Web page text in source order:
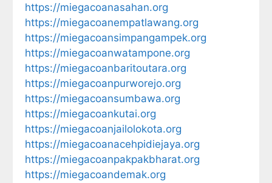
https://miegacoanasahan.org
https://miegacoanempatlawang.org
https://miegacoansimpangampek.org
https://miegacoanwatampone.org
https://miegacoanbaritoutara.org
https://miegacoanpurworejo.org
https://miegacoansumbawa.org
https://miegacoankutai.org
https://miegacoanjailolokota.org
https://miegacoanacehpidiejaya.org
https://miegacoanpakpakbharat.org
https://miegacoandemak.org